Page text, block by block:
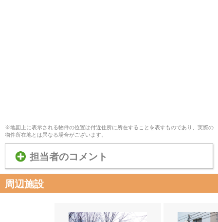
※地図上に表示される物件の位置は付近住所に所在することを表すものであり、実際の
物件所在地とは異なる場合がございます。
担当者のコメント
周辺施設